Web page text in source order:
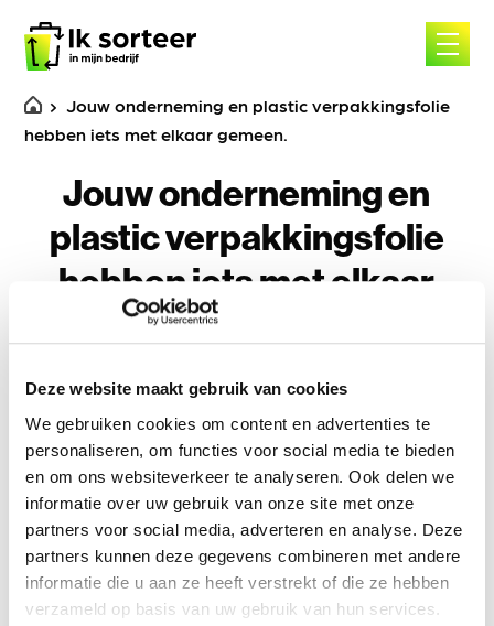
Deze website maakt gebruik van cookies
We gebruiken cookies om content en advertenties te
personaliseren, om functies voor social media te bieden
en om ons websiteverkeer te analyseren. Ook delen we
informatie over uw gebruik van onze site met onze
partners voor social media, adverteren en analyse. Deze
partners kunnen deze gegevens combineren met andere
informatie die u aan ze heeft verstrekt of die ze hebben
verzameld op basis van uw gebruik van hun services.
content
Jouw onderneming en plastic verpakkingsfolie
hebben iets met elkaar gemeen.
Jouw onderneming en
plastic verpakkingsfolie
hebben iets met elkaar
gemeen.
Oeps! Deze actie is nu afgelopen.
Aarzel niet om onze website te bezoeken om
meer te weten te komen over sorteren in
bedrijven.